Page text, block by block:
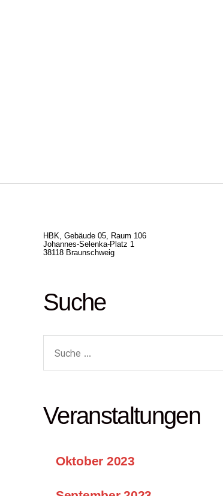
HBK, Gebäude 05, Raum 106
Johannes-Selenka-Platz 1
38118 Braunschweig
Suche
nach:
Veranstaltungen
Oktober 2023